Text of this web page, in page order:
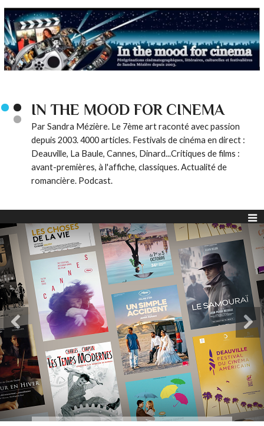
IN THE MOOD FOR CINEMA
Par Sandra Mézière. Le 7ème art raconté avec passion
depuis 2003. 4000 articles. Festivals de cinéma en direct :
Deauville, La Baule, Cannes, Dinard...Critiques de films :
avant-premières, à l'affiche, classiques. Actualité de
romancière. Podcast.